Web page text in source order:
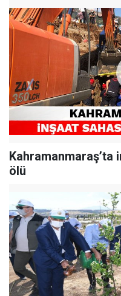
Kahramanmaraş’ta
ölü